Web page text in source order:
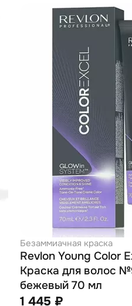
Безаммиачная краска
Revlon Young Color
Краска для волос
бежевый 70 мл
1 445 ₽